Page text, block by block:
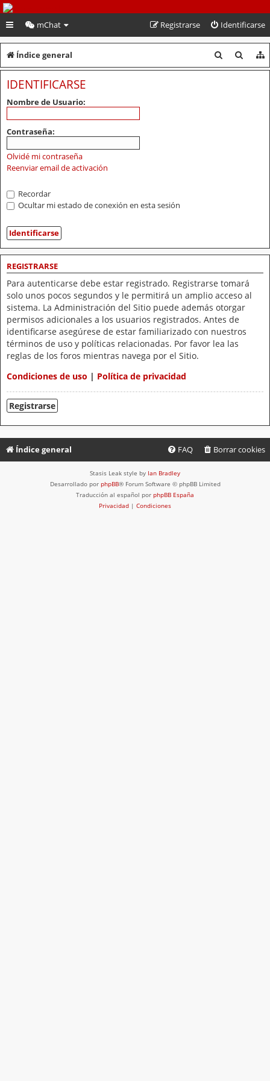
PeruVoley.com
mChat Identificarse
Registrarse
Índice general
u
u
IDENTIFICARSE
Nombre de Usuario:
Contraseña:
Olvidé mi contraseña
Reenviar email de activación
Recordar
Ocultar mi estado de conexión en esta sesión
REGISTRARSE
Para autenticarse debe estar registrado. Registrarse tomará
solo unos pocos segundos y le permitirá un amplio acceso al
sistema. La Administración del Sitio puede además otorgar
permisos adicionales a los usuarios registrados. Antes de
identificarse asegúrese de estar familiarizado con nuestros
términos de uso y políticas relacionadas. Por favor lea las
reglas de los foros mientras navega por el Sitio.
Condiciones de uso | Política de privacidad
Registrarse
Índice general Borrar cookies
FAQ
Stasis Leak style by Ian Bradley
Desarrollado por phpBB® Forum Software © phpBB Limited
Traducción al español por phpBB España
Privacidad | Condiciones